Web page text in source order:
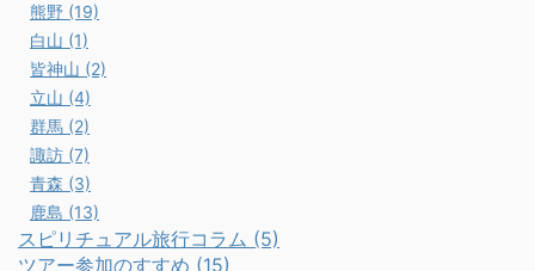
熊野 (19)
白山 (1)
皆神山 (2)
立山 (4)
群馬 (2)
諏訪 (7)
青森 (3)
鹿島 (13)
スピリチュアル旅行コラム (5)
ツアー参加のすすめ (15)